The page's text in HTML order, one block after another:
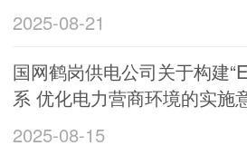
2025-08-21
国网鹤岗供电公司关于构建
系 优化电力营商环境的实施
2025-08-15